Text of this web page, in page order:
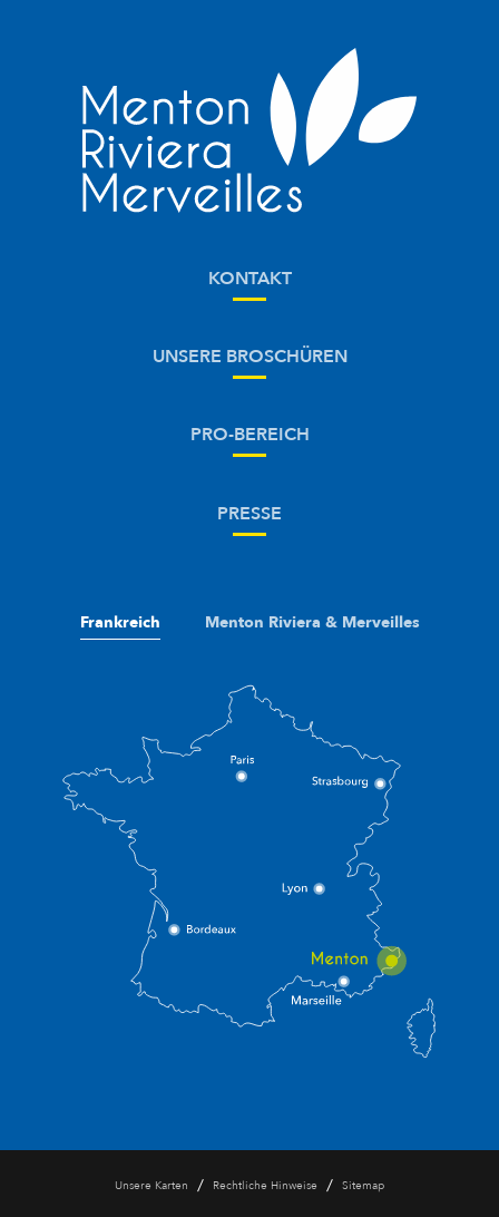
KONTAKT
UNSERE BROSCHÜREN
PRO-BEREICH
PRESSE
Frankreich Menton Riviera & Merveilles
Unsere Karten / Rechtliche Hinweise / Sitemap